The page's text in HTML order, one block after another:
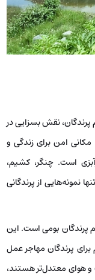
پرندگان، نقش بسزایی در
امن برای زندگی و
است. چنگر، کشیم،
نمونه‌هایی از پرندگانی
پرندگان بومی است. این
پرندگان مهاجر عمل
و هوای معتدل‌تر هستند،